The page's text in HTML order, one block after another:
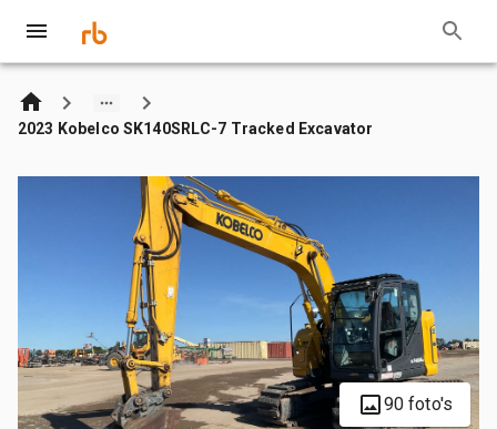
2023 Kobelco SK140SRLC-7 Tracked Excavator
90 foto's